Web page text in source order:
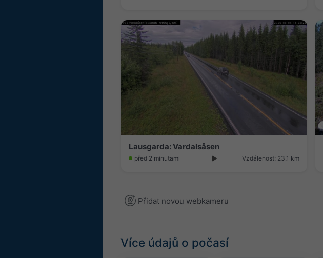
Lausgarda: Vardalsåsen
před 2 minutami Vzdálenost: 23.1 km
Přidat novou webkameru
Více údajů o počasí